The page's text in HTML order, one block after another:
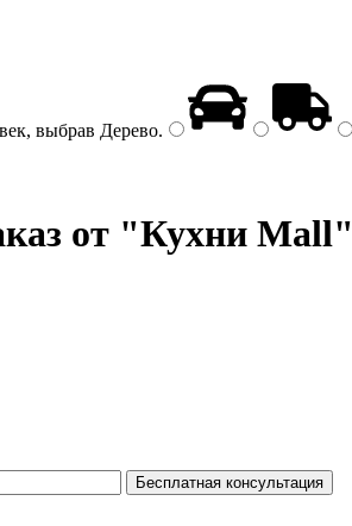
выбрав Дерево.
от "Кухни